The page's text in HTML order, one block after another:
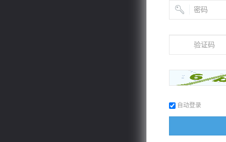
自动登录